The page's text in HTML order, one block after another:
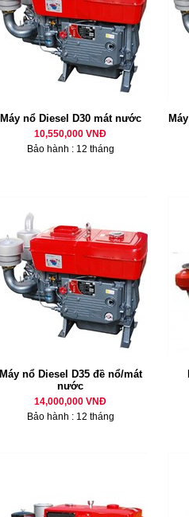
Máy nổ Diesel D30 mát nước
10,550,000 VNĐ
Bảo hành : 12 tháng
Máy nổ Diesel D35 đề nổ/mát
nước
14,000,000 VNĐ
Bảo hành : 12 tháng